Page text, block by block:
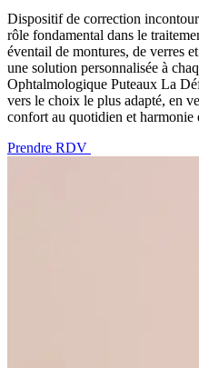
Dispositif de correction
rôle fondamental dans le
éventail de montures, de verres
une solution personnalisée à
Ophtalmologique Puteaux La
vers le choix le plus adapté, en
confort au quotidien et harmonie
Prendre RDV